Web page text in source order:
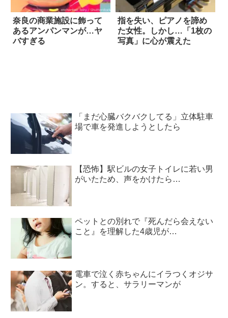
奈良の商業施設に飾って
あるアンパンマンが…ヤ
バすぎる
指を失い、ピアノを諦め
た女性。しかし…「1枚の
写真」に心が震えた
「まだ心臓バクバクしてる」立体駐車
場で車を発進しようとしたら
【恐怖】駅ビルの女子トイレに若い男
がいたため、声をかけたら…
ペットとの別れで『死んだら会えない
こと』を理解した4歳児が…
電車で泣く赤ちゃんにイラつくオジサ
ン。すると、サラリーマンが